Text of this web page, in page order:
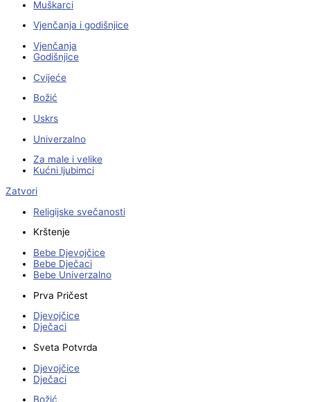
Muškarci
Vjenčanja i godišnjice
Vjenčanja
Godišnjice
Cvijeće
Božić
Uskrs
Univerzalno
Za male i velike
Kućni ljubimci
Zatvori
Religijske svečanosti
Krštenje
Bebe Djevojčice
Bebe Dječaci
Bebe Univerzalno
Prva Pričest
Djevojčice
Dječaci
Sveta Potvrda
Djevojčice
Dječaci
Božić